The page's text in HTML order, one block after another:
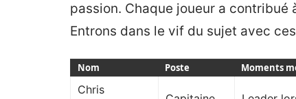
passion. Chaque joueur a contribué
Entrons dans le vif du sujet avec
Nom Poste Moments
Chris